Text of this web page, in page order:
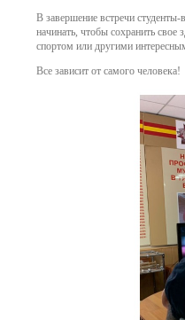
В завершение встречи
начинать, чтобы сохранить
спортом или другими
Все зависит от самого человека!